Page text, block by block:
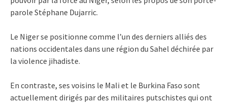
parole Stéphane Dujarric.
Le Niger se positionne comme l’un des derniers alliés des
nations occidentales dans une région du Sahel déchirée par
la violence jihadiste.
En contraste, ses voisins le Mali et le Burkina Faso sont
actuellement dirigés par des militaires putschistes qui ont